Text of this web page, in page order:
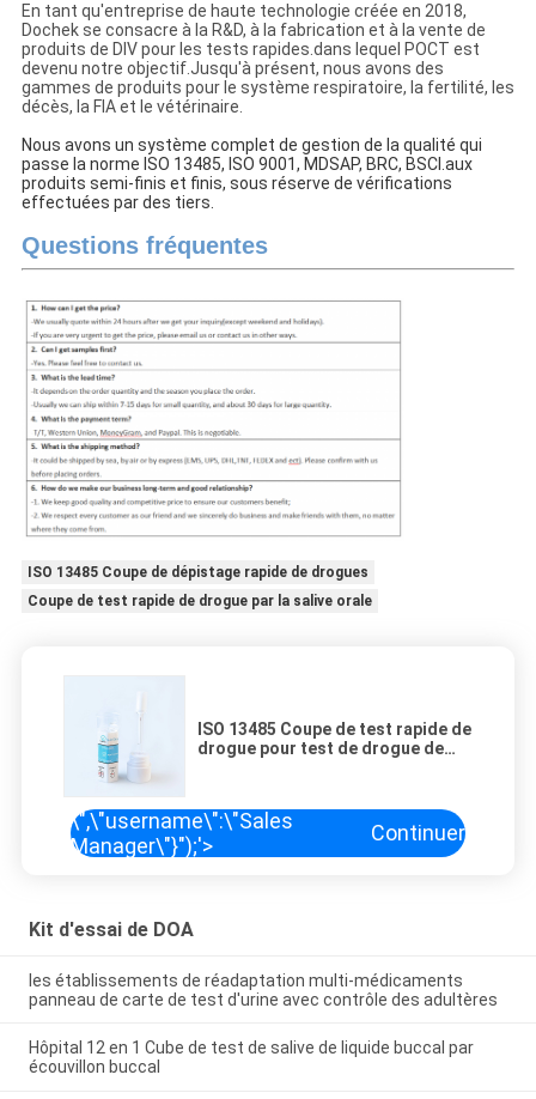
En tant qu'entreprise de haute technologie créée en 2018,
Dochek se consacre à la R&D, à la fabrication et à la vente de
produits de DIV pour les tests rapides.dans lequel POCT est
devenu notre objectif. Jusqu'à présent, nous avons des
gammes de produits pour le système respiratoire, la fertilité, les
décès, la FIA et le vétérinaire.
Nous avons un système complet de gestion de la qualité qui
passe la norme ISO 13485, ISO 9001, MDSAP, BRC, BSCI.aux
produits semi-finis et finis, sous réserve de vérifications
effectuées par des tiers.
Questions fréquentes
ISO 13485 Coupe de dépistage rapide de drogues
Coupe de test rapide de drogue par la salive orale
ISO 13485 Coupe de test rapide de
drogue pour test de drogue de
\",\"username\":\"Sales
Manager\"}");'>
Continuer
Kit d'essai de DOA
les établissements de réadaptation multi-médicaments
panneau de carte de test d'urine avec contrôle des adultères
Hôpital 12 en 1 Cube de test de salive de liquide buccal par
écouvillon buccal